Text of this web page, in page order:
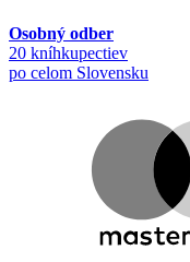
Osobný odber
20 kníhkupectiev
po celom Slovensku